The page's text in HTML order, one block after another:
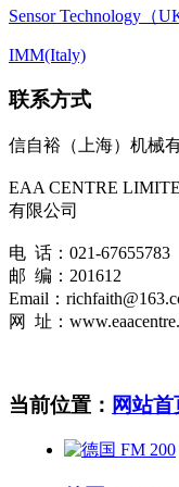
Sensor Technology（
IMM(Italy)
联系方式
信自裕（上海）机械
EAA CENTRE
有限公司
电 话：021-67655783
邮 编：201612
Email：
网 址：
当前位置： 网站首